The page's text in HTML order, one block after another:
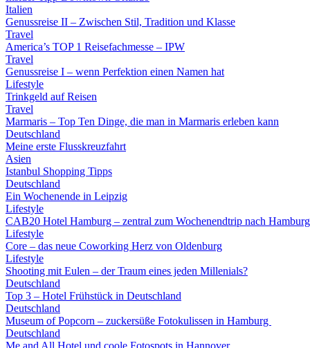
Italien
Genussreise II – Zwischen Stil, Tradition und Klasse
Travel
America’s TOP 1 Reisefachmesse – IPW
Travel
Genussreise I – wenn Perfektion einen Namen hat
Lifestyle
Trinkgeld auf Reisen
Travel
Marmaris – Top Ten Dinge, die man in Marmaris erleben kann
Deutschland
Meine erste Flusskreuzfahrt
Asien
Istanbul Shopping Tipps
Deutschland
Ein Wochenende in Leipzig
Lifestyle
CAB20 Hotel Hamburg – zentral zum Wochenendtrip nach Hamburg
Lifestyle
Core – das neue Coworking Herz von Oldenburg
Lifestyle
Shooting mit Eulen – der Traum eines jeden Millenials?
Deutschland
Top 3 – Hotel Frühstück in Deutschland
Deutschland
Museum of Popcorn – zuckersüße Fotokulissen in Hamburg
Deutschland
Me and All Hotel und coole Fotospots in Hannover